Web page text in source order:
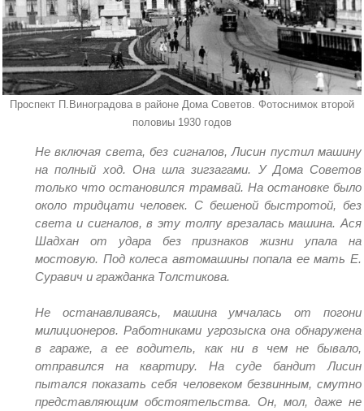
Проспект П.Виноградова в районе Дома Советов. Фотоснимок второй
половиы 1930 годов
Не включая света, без сигналов, Лисин пустил машину
на полный ход. Она шла зигзагами. У Дома Советов
только что остановился трамвай. На остановке было
около тридцати человек. С бешеной быстротой, без
света и сигналов, в эту толпу врезалась машина. Ася
Шадхан от удара без признаков жизни упала на
мостовую. Под колеса автомашины попала ее мать Е.
Суравич и гражданка Толстикова.
Не останавливаясь, машина умчалась от погони
милиционеров. Работниками угрозыска она обнаружена
в гараже, а ее водитель, как ни в чем не бывало,
отправился на квартиру. На суде бандит Лисин
пытался показать себя человеком безвинным, смутно
представляющим обстоятельства. Он, мол, даже не